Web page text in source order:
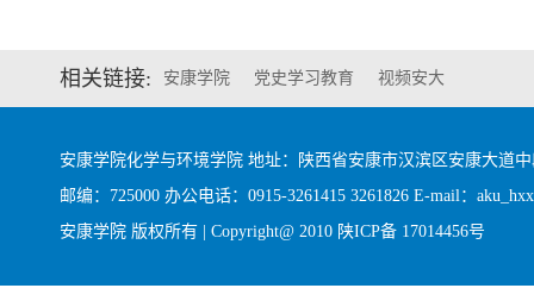
相关链接: 安康学院 党史学习教育 视频安大
安康学院化学与环境学院 地址：陕西省安康市汉滨区安康大道
邮编：725000 办公电话：0915-3261415 3261826 E-mail：
安康学院 版权所有 | Copyright@ 2010 陕ICP备 17014456号